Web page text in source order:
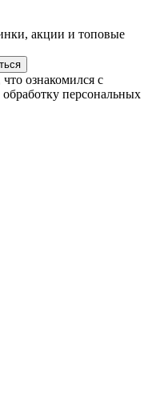
акции и топовые
ознакомился с
персональных